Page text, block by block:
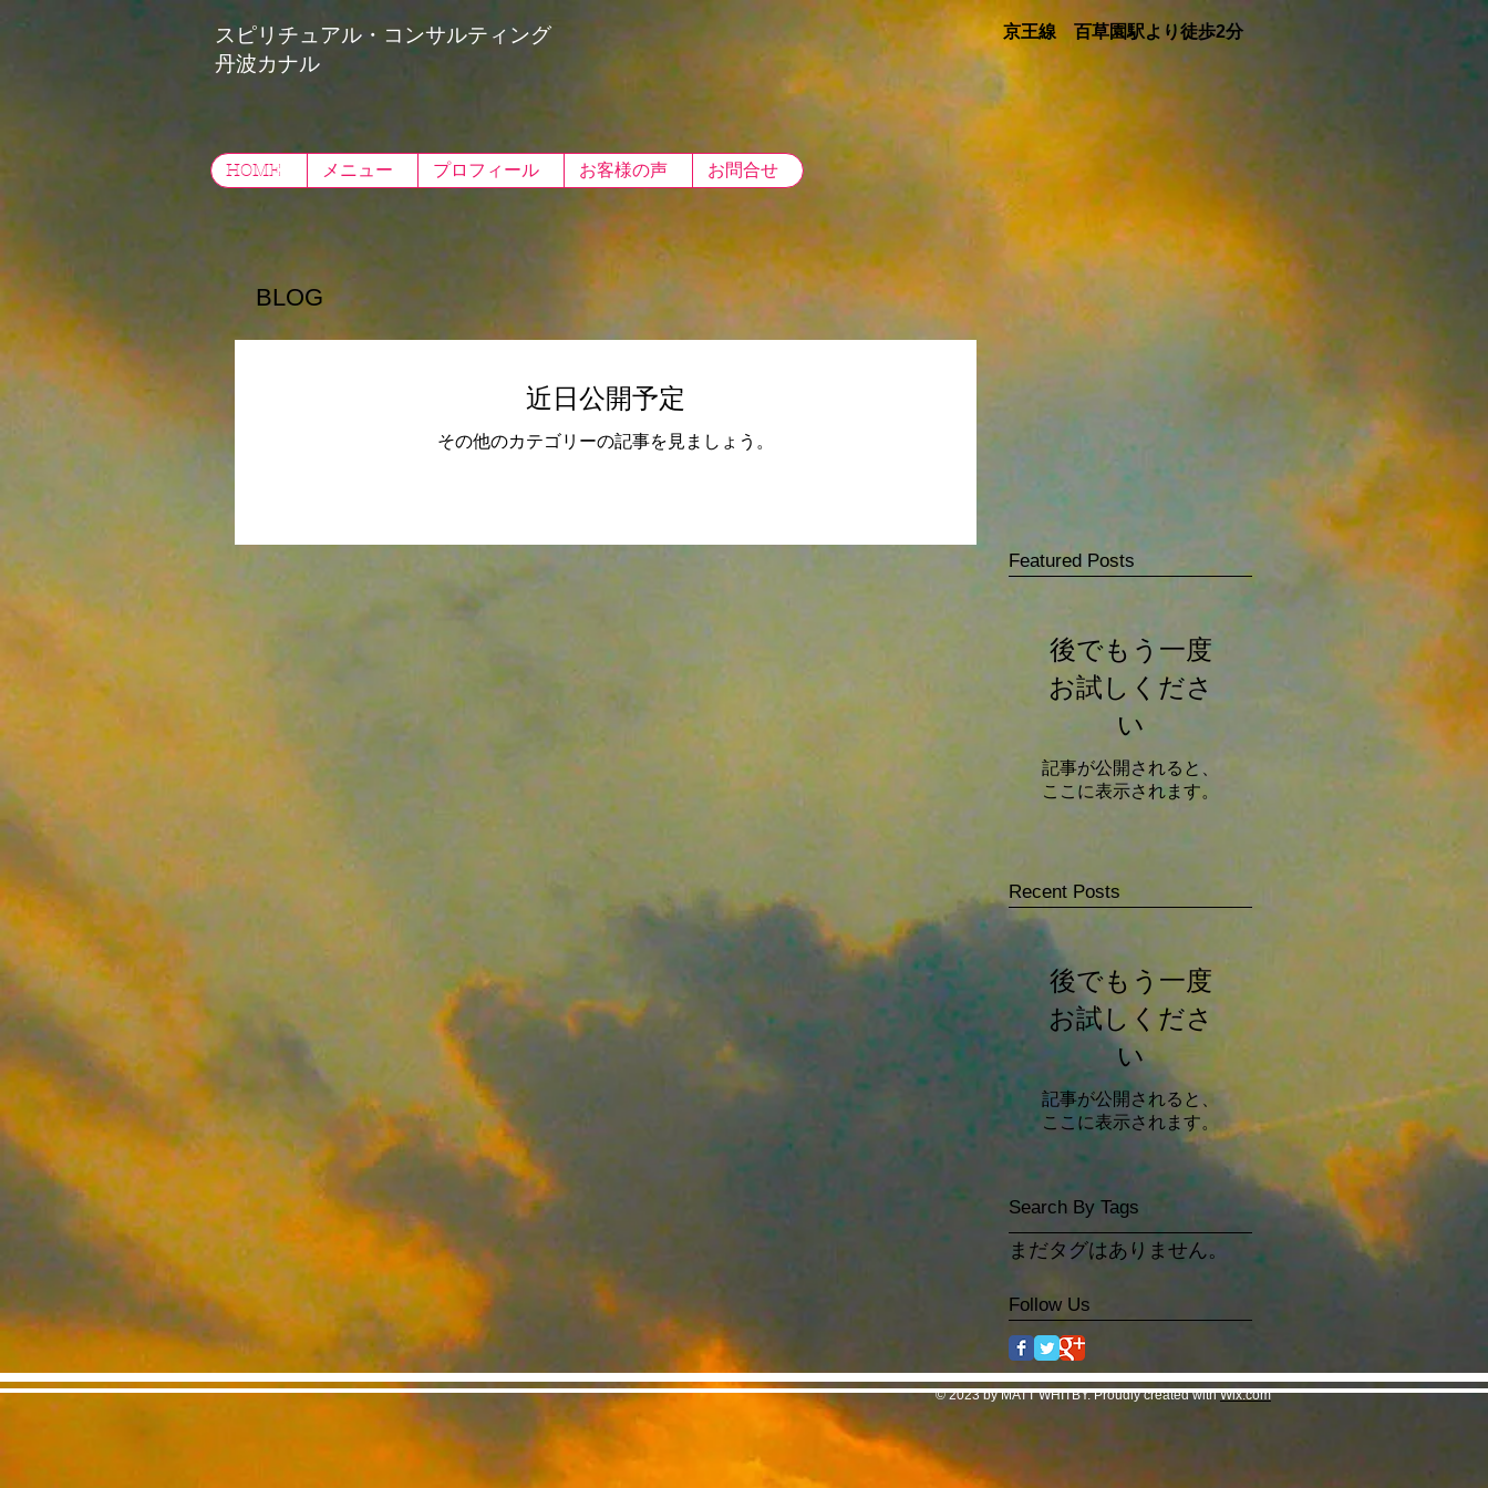
スピリチュアル・コンサルティング
丹波カナル
​京王線 百草園駅より徒歩2分
HOME メニュー プロフィール お客様の声 お問合せ
BLOG
近日公開予定
その他のカテゴリーの記事を見ましょう。
Featured Posts
後でもう一度
お試しくださ
い
記事が公開されると、
ここに表示されます。
Recent Posts
後でもう一度
お試しくださ
い
記事が公開されると、
ここに表示されます。
Search By Tags
まだタグはありません。
Follow Us
© 2023 by MATT WHITBY. Proudly created withWix.com